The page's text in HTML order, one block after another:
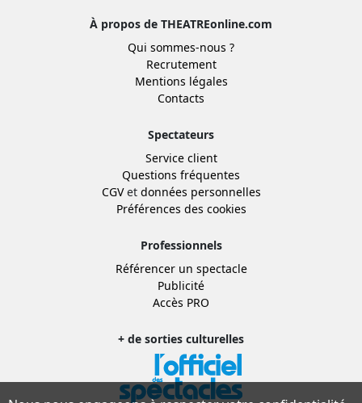
À propos de THEATREonline.com
Qui sommes-nous ?
Recrutement
Mentions légales
Contacts
Spectateurs
Service client
Questions fréquentes
CGVet données personnelles
Préférences des cookies
Professionnels
Référencer un spectacle
Publicité
Accès PRO
+ de sorties culturelles